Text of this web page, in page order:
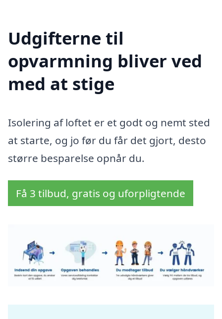
Udgifterne til
opvarmning bliver ved
med at stige
Isolering af loftet er et godt og nemt sted
at starte, og jo før du får det gjort, desto
større besparelse opnår du.
Få 3 tilbud, gratis og uforpligtende